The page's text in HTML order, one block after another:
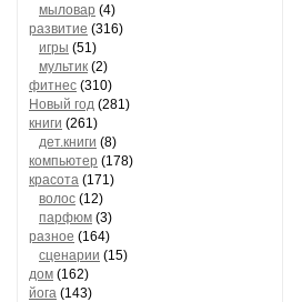
мыловар (4)
развитие (316)
игры (51)
мультик (2)
фитнес (310)
Новый год (281)
книги (261)
дет.книги (8)
компьютер (178)
красота (171)
волос (12)
парфюм (3)
разное (164)
сценарии (15)
дом (162)
йога (143)